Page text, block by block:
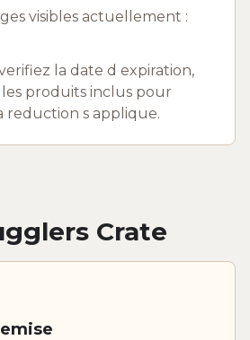
visibles actuellement :
la date d expiration,
les produits inclus pour
reduction s applique.
Crate